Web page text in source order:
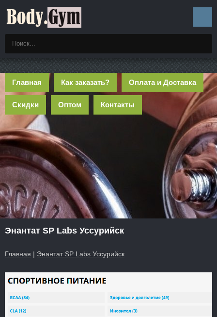
Главная Как заказать? Оплата и Доставка
Скидки Оптом Контакты
Энантат SP Labs Уссурийск
Главная | Энантат SP Labs Уссурийск